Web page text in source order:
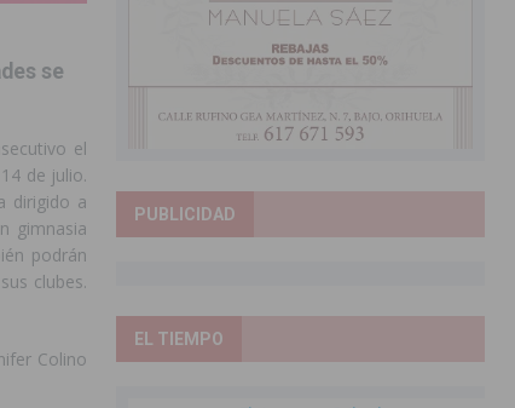
se
el
de julio.
dirigido a
gimnasia
podrán
clubes.
Colino
PUBLICIDAD
EL TIEMPO